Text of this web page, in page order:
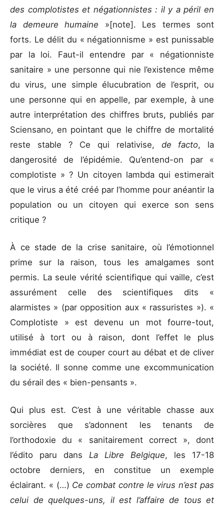
des complotistes et négationnistes : il y a péril en
la demeure humaine »[note]. Les termes sont
forts. Le délit du « négationnisme » est punissable
par la loi. Faut-il entendre par « négationniste
sanitaire » une personne qui nie l’existence même
du virus, une simple élucubration de l’esprit, ou
une personne qui en appelle, par exemple, à une
autre interprétation des chiffres bruts, publiés par
Sciensano, en pointant que le chiffre de mortalité
reste stable ? Ce qui relativise, de facto, la
dangerosité de l’épidémie. Qu’entend-on par «
complotiste » ? Un citoyen lambda qui estimerait
que le virus a été créé par l’homme pour anéantir la
population ou un citoyen qui exerce son sens
critique ?
À ce stade de la crise sanitaire, où l’émotionnel
prime sur la raison, tous les amalgames sont
permis. La seule vérité scientifique qui vaille, c’est
assurément celle des scientifiques dits «
alarmistes » (par opposition aux « rassuristes »). «
Complotiste » est devenu un mot fourre-tout,
utilisé à tort ou à raison, dont l’effet le plus
immédiat est de couper court au débat et de cliver
la société. Il sonne comme une excommunication
du sérail des « bien-pensants ».
Qui plus est. C’est à une véritable chasse aux
sorcières que s’adonnent les tenants de
l’orthodoxie du « sanitairement correct », dont
l’édito paru dans La Libre Belgique, les 17-18
octobre derniers, en constitue un exemple
éclairant. « (…) Ce combat contre le virus n’est pas
celui de quelques-uns, il est l’affaire de tous et